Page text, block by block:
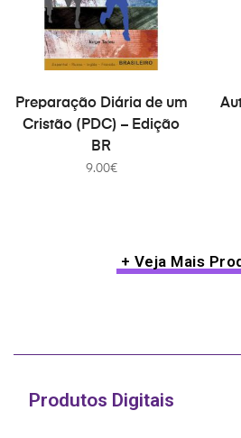
COMPRAR
Preparação Diária de um
Cristão (PDC) – Edição
BR
9.00€
+ Veja Mais
Produtos Digitais